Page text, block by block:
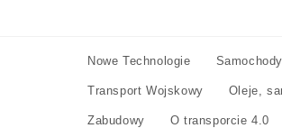
Nowe Technologie
Transport Wojskowy Oleje,
Zabudowy O transporcie 4.0